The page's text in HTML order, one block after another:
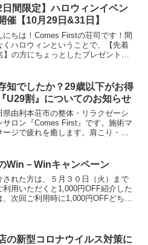
予約いただければプレゼント対象で
お一人...
2日間限定】ハロウィンイベン
催【10月29日&31日】
にちは！Comes Firstの荘司です！間
くハロウィンということで、【先着
】の方にちょっとしたプレゼントを
人登録感謝キャンペーンの...
知でしたか？29歳以下がお得
U29割』についてのお知らせ
県由利本荘市の整体・リラクゼーシ
サロン『Comes First』です。施術マ
ージで疲れを癒します。肩こり・腰
郵便局から徒歩30秒の場所です。ぜ
気軽にご来店ください。
Win－Winキャンペーン
された方は、５月３０日（火）まで
利用いただくと1,000円OFF紹介した
、次回ご利用時に1,000円OFFどちら
の新型コロナウイルス対策に